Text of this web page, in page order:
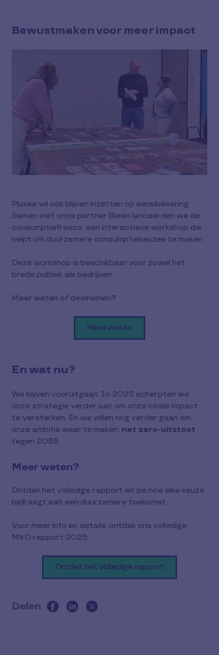
Bewustmaken voor meer impact
Pluxee wil ook blijven inzetten op sensibilisering.
Samen met onze partner Bleen lanceerden we de
consumptiefresco, een interactieve workshop die
helpt om duurzamere consumptiekeuzes te maken.
Deze workshop is beschikbaar voor zowel het
brede publiek als bedrijven.
Meer weten of deelnemen?
Meer weten
En wat nu?
We blijven vooruitgaan. In 2025 scherpten we
onze strategie verder aan om onze lokale impact
te versterken. En we willen nog verder gaan om
onze ambitie waar te maken: net zero-uitstoot
tegen 2035.
Meer weten?
Ontdek het volledige rapport en zie hoe elke keuze
bijdraagt aan een duurzamere toekomst.
Voor meer info en details: ontdek ons volledige
MVO-rapport 2025.
Ontdek het volledige rapport
Delen
this